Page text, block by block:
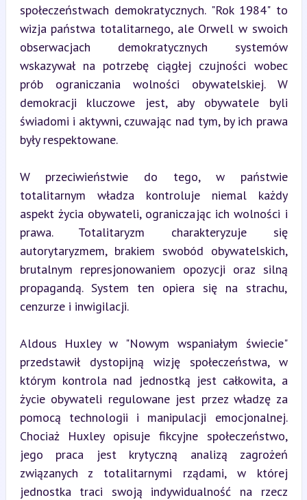
społeczeństwach demokratycznych. "Rok 1984" to
wizja państwa totalitarnego, ale Orwell w swoich
obserwacjach demokratycznych systemów
wskazywał na potrzebę ciągłej czujności wobec
prób ograniczania wolności obywatelskiej. W
demokracji kluczowe jest, aby obywatele byli
świadomi i aktywni, czuwając nad tym, by ich prawa
były respektowane.
W przeciwieństwie do tego, w państwie
totalitarnym władza kontroluje niemal każdy
aspekt życia obywateli, ograniczając ich wolności i
prawa. Totalitaryzm charakteryzuje się
autorytaryzmem, brakiem swobód obywatelskich,
brutalnym represjonowaniem opozycji oraz silną
propagandą. System ten opiera się na strachu,
cenzurze i inwigilacji.
Aldous Huxley w "Nowym wspaniałym świecie"
przedstawił dystopijną wizję społeczeństwa, w
którym kontrola nad jednostką jest całkowita, a
życie obywateli regulowane jest przez władzę za
pomocą technologii i manipulacji emocjonalnej.
Chociaż Huxley opisuje fikcyjne społeczeństwo,
jego praca jest krytyczną analizą zagrożeń
związanych z totalitarnymi rządami, w której
jednostka traci swoją indywidualność na rzecz